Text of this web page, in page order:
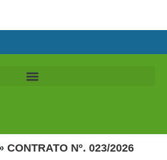
CONTRATO Nº. 023/2026